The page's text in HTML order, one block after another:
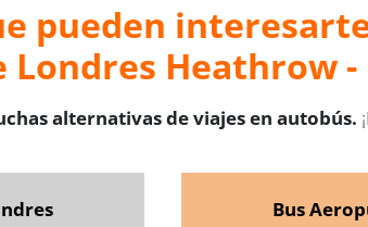
pueden
Heathrow -
alternativas de viajes en autobús.
Bus